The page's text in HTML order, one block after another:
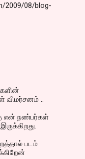
2009/08/blog-
விமர்சனம் ..
என் நண்பர்கள்
படம்